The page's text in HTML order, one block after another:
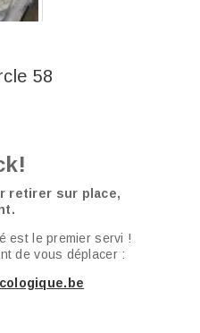
58
retirer sur place,
est le premier servi !
de vous déplacer :